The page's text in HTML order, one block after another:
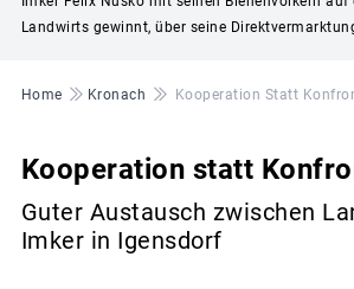
Landwirts gewinnt, über seine
Pfadnavigation
Home Kronach Kooperation Statt
Kooperation statt
Guter Austausch zwischen
Imker in Igensdorf